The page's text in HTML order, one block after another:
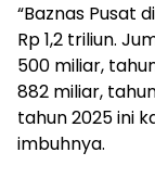
“Baznas Pusat
Rp 1,2 triliun.
500 miliar,
882 miliar,
tahun 2025 ini
imbuhnya.